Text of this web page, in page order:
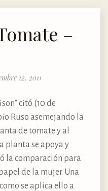
–
12, 2011
citó (10 de
Ruso asemejando la
de tomate y al
planta se apoya y
la comparación para
de la mujer. Una
se aplica ello a